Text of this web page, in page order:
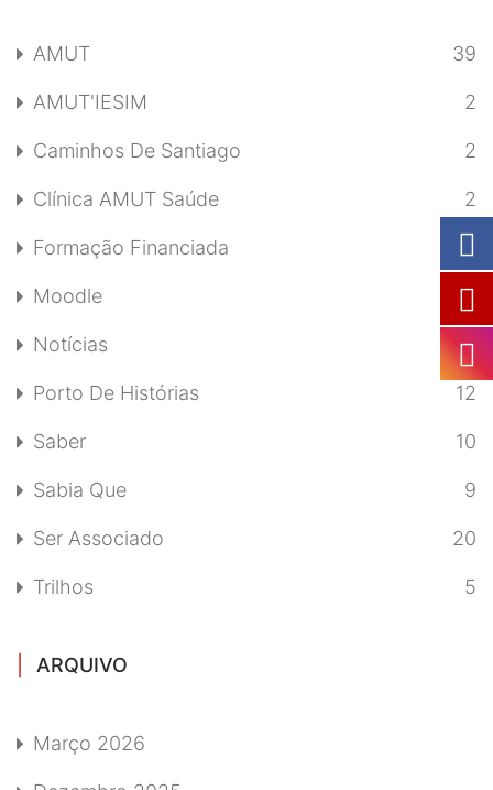
AMUT 39
AMUT'IESIM 2
Caminhos De Santiago 2
Clínica AMUT Saúde 2
Formação Financiada
Moodle 7
Notícias 19
Porto De Histórias 12
Saber 10
Sabia Que 9
Ser Associado 20
Trilhos 5
ARQUIVO
Março 2026